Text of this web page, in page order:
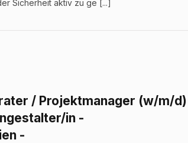
Sicherheit aktiv zu ge [...]
/ Projektmanager (w/m/d)
in -
-